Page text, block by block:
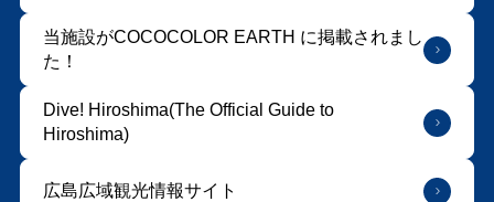
当施設がCOCOCOLOR EARTH に掲載されまし
た！
Dive! Hiroshima(The Official Guide to
Hiroshima)
広島広域観光情報サイト